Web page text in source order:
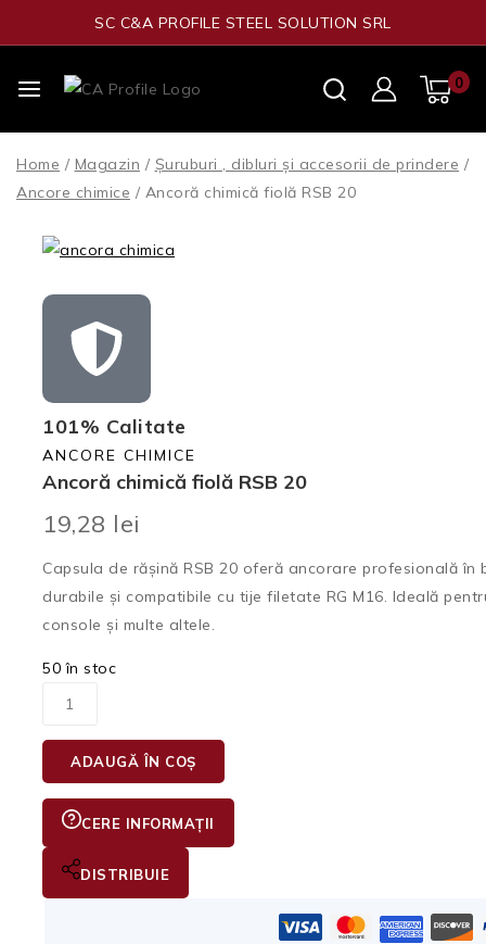
SC C&A PROFILE STEEL SOLUTION SRL
0
Home / Magazin / Șuruburi , dibluri și accesorii de prindere /
Ancore chimice / Ancoră chimică fiolă RSB 20
101% Calitate
ANCORE CHIMICE
Ancoră chimică fiolă RSB 20
19,28 lei
Capsula de rășină RSB 20 oferă ancorare profesională
durabile și compatibile cu tije filetate RG M16. Ideală
console și multe altele.
50 în stoc
ADAUGĂ ÎN COȘ
CERE INFORMAȚII
DISTRIBUIE